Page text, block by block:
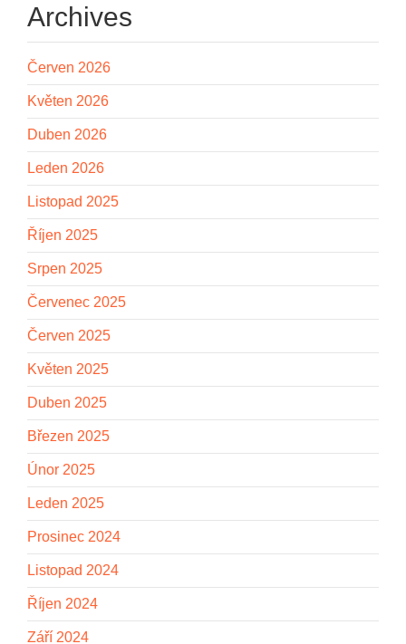
Archives
Červen 2026
Květen 2026
Duben 2026
Leden 2026
Listopad 2025
Říjen 2025
Srpen 2025
Červenec 2025
Červen 2025
Květen 2025
Duben 2025
Březen 2025
Únor 2025
Leden 2025
Prosinec 2024
Listopad 2024
Říjen 2024
Září 2024